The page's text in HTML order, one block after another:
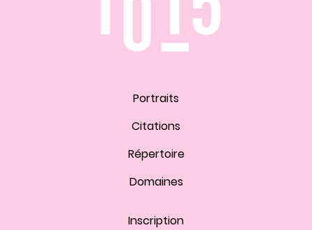
Portraits
Citations
Répertoire
Domaines
Inscription